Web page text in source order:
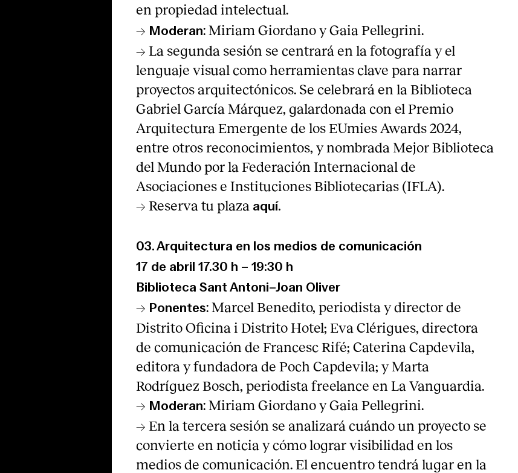
en propiedad intelectual.
→ Moderan: Miriam Giordano y Gaia Pellegrini.
→ La segunda sesión se centrará en la fotografía y el
lenguaje visual como herramientas clave para narrar
proyectos arquitectónicos. Se celebrará en la Biblioteca
Gabriel García Márquez, galardonada con el Premio
Arquitectura Emergente de los EUmies Awards 2024,
entre otros reconocimientos, y nombrada Mejor Biblioteca
del Mundo por la Federación Internacional de
Asociaciones e Instituciones Bibliotecarias (IFLA).
→ Reserva tu plaza aquí.
03.Arquitectura en los medios de comunicación
17 de abril 17.30 h – 19:30 h
Biblioteca Sant Antoni–Joan Oliver
→ Ponentes: Marcel Benedito, periodista y director de
Distrito Oficina i Distrito Hotel; Eva Clérigues, directora
de comunicación de Francesc Rifé; Caterina Capdevila,
editora y fundadora de Poch Capdevila; y Marta
Rodríguez Bosch, periodista freelance en La Vanguardia.
→ Moderan: Miriam Giordano y Gaia Pellegrini.
→ En la tercera sesión se analizará cuándo un proyecto se
convierte en noticia y cómo lograr visibilidad en los
medios de comunicación. El encuentro tendrá lugar en la